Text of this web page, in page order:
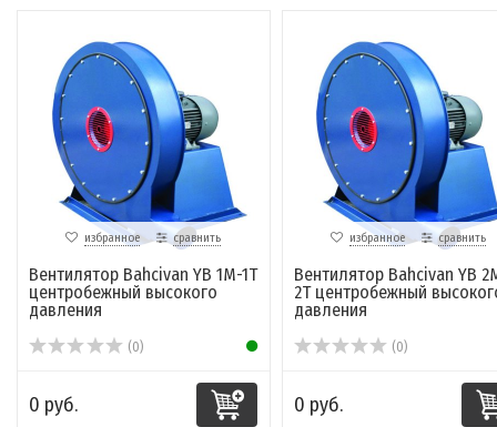
избранное сравнить
Вентилятор Bahcivan YB 1M-1T
центробежный высокого
давления
(0)
0 руб.
избранное сравнить
Вентилятор Bahcivan YB
2T центробежный
давления
(0)
0 руб.